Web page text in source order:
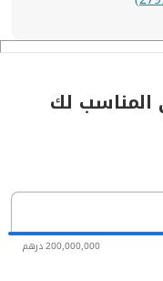
المناسب لك
200,000,000 درهم